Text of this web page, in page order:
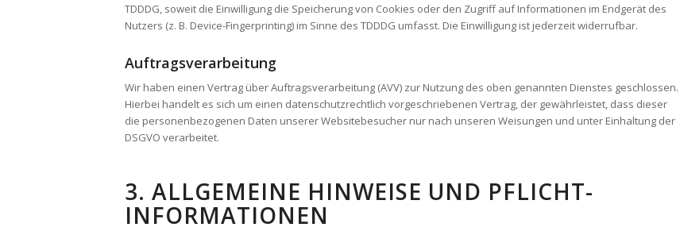
TDDDG, soweit die Einwilligung die Speicherung von Cookies oder den Zugriff auf Informationen im Endgerät des
Nutzers (z. B. Device-Fingerprinting) im Sinne des TDDDG umfasst. Die Einwilligung ist jederzeit widerrufbar.
Auftragsverarbeitung
Wir haben einen Vertrag über Auftragsverarbeitung (AVV) zur Nutzung des oben genannten Dienstes geschlossen.
Hierbei handelt es sich um einen datenschutzrechtlich vorgeschriebenen Vertrag, der gewährleistet, dass dieser
die personenbezogenen Daten unserer Websitebesucher nur nach unseren Weisungen und unter Einhaltung der
DSGVO verarbeitet.
3. ALLGEMEINE HINWEISE UND PFLICHT­
INFORMATIONEN